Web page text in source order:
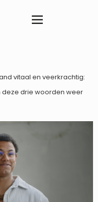
vitaal en veerkrachtig:
drie woorden weer